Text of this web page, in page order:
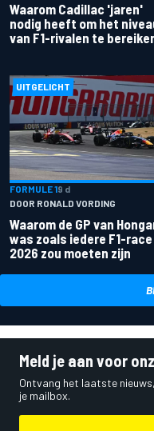
Waarom Cadillac 'jaren'
nodig heeft om het
van F1-rivalen te
UITGELICHT
FORMULE 19 d
DOOR RONALD VORDING
Waarom de GP van
was zoals iedere F1-race
2026 zou moeten zijn
Meld je aan voor
Ontvang het laatste
je mailbox.